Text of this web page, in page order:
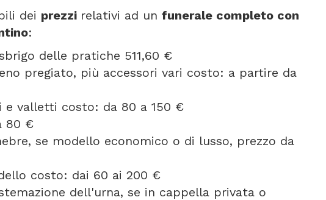
dei prezzi relativi ad un funerale completo con
:
delle pratiche 511,60 €
pregiato, più accessori vari costo: a partire da
e valletti costo: da 80 a 150 €
80 €
se modello economico o di lusso, prezzo da
costo: dai 60 ai 200 €
dell'urna, se in cappella privata o